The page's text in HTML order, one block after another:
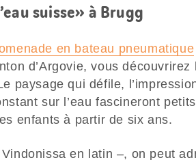
suisse» à Brugg
en bateau pneumatique
d’Argovie, vous
paysage qui défile,
sur l’eau fascineront
enfants à partir de six ans.
en latin –, on peut